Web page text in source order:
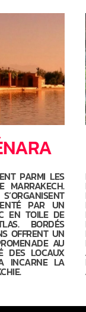
PARMI LES
MARRAKECH.
PAR UN
EN TOILE DE
BORDÉS
OFFRENT UN
AU
DES LOCAUX
INCARNE LA